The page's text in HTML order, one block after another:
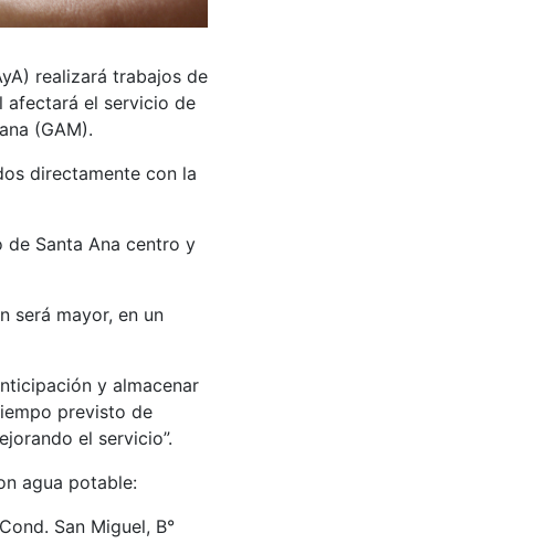
realizará trabajos de
afectará el servicio de
(GAM).
directamente con la
de Santa Ana centro y
será mayor, en un
y almacenar
previsto de
el servicio”.
agua potable:
San Miguel, B°